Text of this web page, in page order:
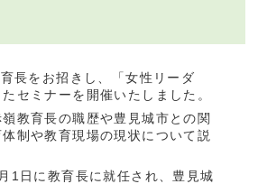
長をお招きし、「女性リーダ
セミナーを開催いたしました。
教育長の職歴や豊見城市との関
制や教育現場の現状について説
1日に教育長に就任され、豊見城